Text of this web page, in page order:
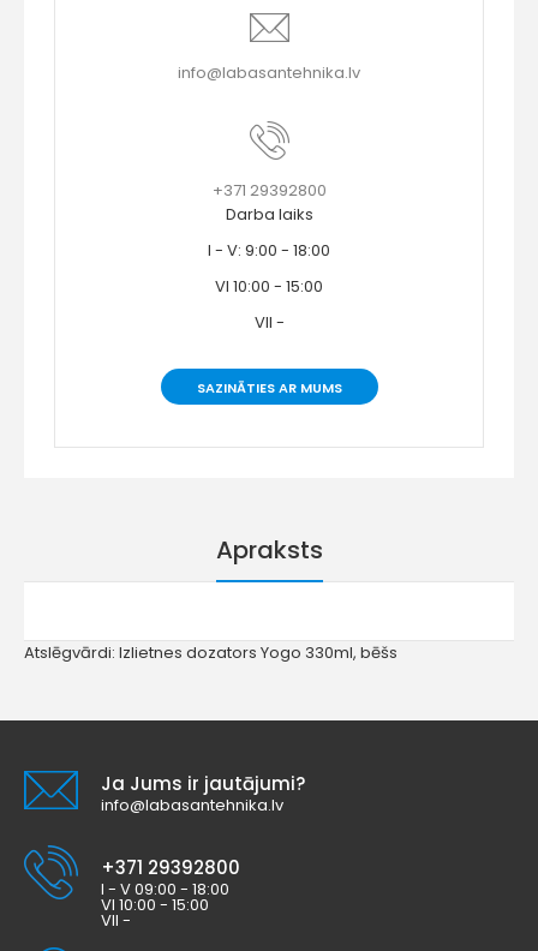
info@labasantehnika.lv
+371 29392800
Darba laiks
I - V: 9:00 - 18:00
VI 10:00 - 15:00
VII -
SAZINĀTIES AR MUMS
Apraksts
Atslēgvārdi: Izlietnes dozators Yogo 330ml, bēšs
Ja Jums ir jautājumi?
info@labasantehnika.lv
+371 29392800
I - V 09:00 - 18:00
VI 10:00 - 15:00
VII -